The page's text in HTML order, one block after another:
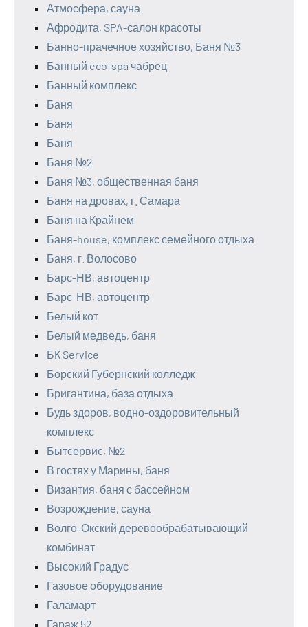
Атмосфера, сауна
Афродита, SPA-салон красоты
Банно-прачечное хозяйство, Баня №3
Банный eco-spa чабрец
Банный комплекс
Баня
Баня
Баня
Баня №2
Баня №3, общественная баня
Баня на дровах, г. Самара
Баня на Крайнем
Баня-house, комплекс семейного отдыха
Баня, г. Волосово
Барс-НВ, автоцентр
Барс-НВ, автоцентр
Белый кот
Белый медведь, баня
БК Service
Борский Губернский колледж
Бригантина, база отдыха
Будь здоров, водно-оздоровительный
комплекс
Бытсервис, №2
В гостях у Марины, баня
Византия, баня с бассейном
Возрождение, сауна
Волго-Окский деревообрабатывающий
комбинат
Высокий Градус
Газовое оборудование
Галамарт
Гараж 52